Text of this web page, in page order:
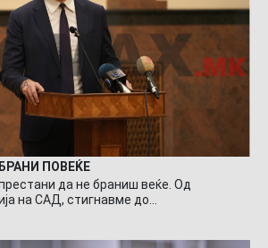
ПОВЕЌЕ
да не браниш веќе. Од
на САД, стигнавме до…